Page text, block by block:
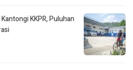
KKPR, Puluhan